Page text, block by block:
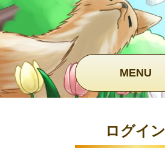
MENU
ログイン